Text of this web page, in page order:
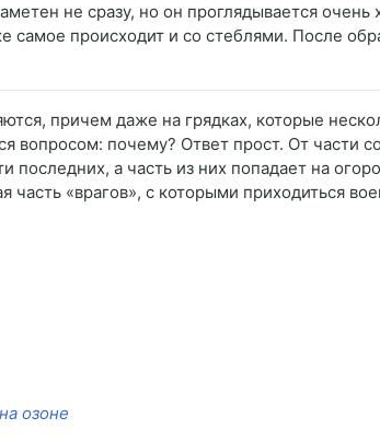
не сразу, но он проглядывается очень
самое происходит и со стеблями. После
причем даже на грядках, которые
вопросом: почему? Ответ прост. От части
последних, а часть из них попадает на
«врагов», с которыми приходиться
озоне